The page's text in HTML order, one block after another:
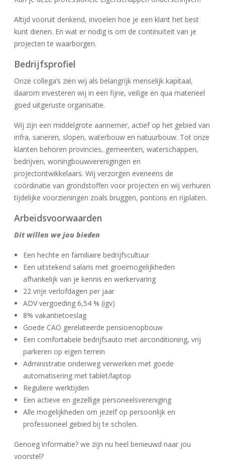
Altijd vooruit denkend, invoelen hoe je een klant het best
kunt dienen. En wat er nodig is om de continuïteit van je
projecten te waarborgen.
Bedrijfsprofiel
Onze collega’s zien wij als belangrijk menselijk kapitaal,
daarom investeren wij in een fijne, veilige en qua materieel
goed uitgeruste organisatie.
Wij zijn een middelgrote aannemer, actief op het gebied van
infra, saneren, slopen, waterbouw en natuurbouw. Tot onze
klanten behoren provincies, gemeenten, waterschappen,
bedrijven, woningbouwverenigingen en
projectontwikkelaars. Wij verzorgen eveneens de
coördinatie van grondstoffen voor projecten en wij verhuren
tijdelijke voorzieningen zoals bruggen, pontons en rijplaten.
Arbeidsvoorwaarden
Dit willen we jou bieden
Een hechte en familiaire bedrijfscultuur
Een uitstekend salaris met groeimogelijkheden
afhankelijk van je kennis en werkervaring
22 vrije verlofdagen per jaar
ADV vergoeding 6,54 % (igv)
8% vakantietoeslag
Goede CAO gerelateerde pensioenopbouw
Een comfortabele bedrijfsauto met airconditioning, vrij
parkeren op eigen terrein
Administratie onderweg verwerken met goede
automatisering met tablet/laptop
Reguliere werktijden
Een actieve en gezellige personeelsvereniging
Alle mogelijkheden om jezelf op persoonlijk en
professioneel gebied bij te scholen.
Genoeg informatie? we zijn nu heel benieuwd naar jou
voorstel?